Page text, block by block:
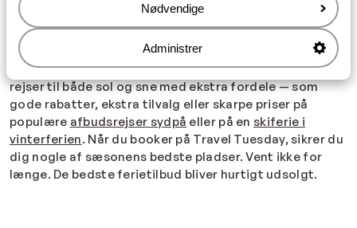
Nødvendige
Administrer
Hvorfor booke på Travel Tuesday hos Sunweb?
Vores Travel Tuesday-tilbud er særligt udvalgte og kun
tilgængelige i en begrænset periode. Du kan finde
rejser til både sol og sne med ekstra fordele — som
gode rabatter, ekstra tilvalg eller skarpe priser på
populære afbudsrejser sydpå eller på enskiferie i
vinterferien. Når du booker på Travel Tuesday, sikrer du
dig nogle af sæsonens bedste pladser. Vent ikke for
længe. De bedste ferietilbud bliver hurtigt udsolgt.